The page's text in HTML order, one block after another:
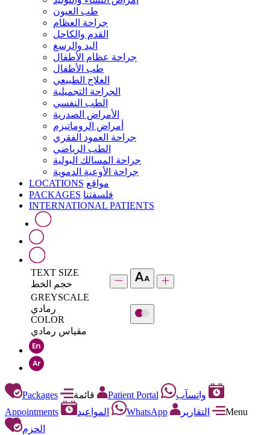
طب العيون
جراحة العظام
القدم والكاحل
اليد والرسغ
جراحة عظام الأطفال
طب الأطفال
العلاج الطبيعي
الجراحة التجميلية
الطب النفسي
الأمراض الصدرية
أمراض الروماتيزم
جراحة العمود الفقري
الطب الرياضي
جراحة المسالك البولية
جراحة الأوعية الدموية
LOCATIONS مواقع
PACKAGES فلسفتنا
INTERNATIONAL PATIENTS
TEXT SIZE
حجم الخط
GREYSCALE
رمادي
COLOR
مقياس رمادي
Packages Patient Portal
واتسآب
Appointments
المواعيد WhatsApp التقارير
Menu
الحزم